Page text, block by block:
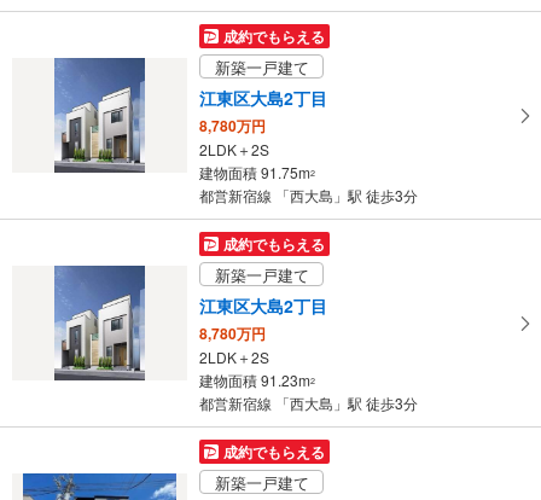
成約でもらえる
新築一戸建て
江東区大島2丁目
8,780万円
2LDK＋2S
建物面積 91.75m2
都営新宿線 「西大島」駅 徒歩3分
成約でもらえる
新築一戸建て
江東区大島2丁目
8,780万円
2LDK＋2S
建物面積 91.23m2
都営新宿線 「西大島」駅 徒歩3分
成約でもらえる
新築一戸建て